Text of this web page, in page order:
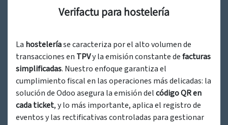
Verifactu para hostelería
La hosteleríase caracteriza por el alto volumen de
transacciones en TPVy la emisión constante defacturas
simplificadas. Nuestro enfoque garantiza el
cumplimiento fiscal en las operaciones más delicadas: la
solución de Odoo asegura la emisión delcódigoQR en
cada ticket, y lo más importante, aplica el registro de
eventos y las rectificativas controladas para gestionar